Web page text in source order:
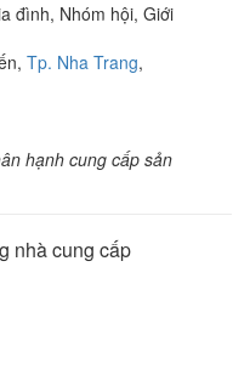
đình, Nhóm hội, Giới
Tp. Nha Trang,
hạnh cung cấp sản
nhà cung cấp